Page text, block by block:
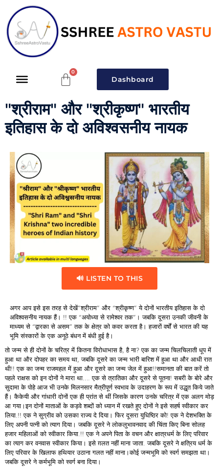
Dashboard
"श्रीराम" और "श्रीकृष्ण" भारतीय
इतिहास के दो अविश्वसनीय नायक
🔊 LISTEN TO THIS
अगर आप इसे इस तरह से देखें”श्रीराम” और “श्रीकृष्ण” ये दोनों भारतीय इतिहास के दो
अविश्वसनीय नायक हैं। !! एक “अयोध्या से रामेश्वर तक”। जबकि दूसरा उनकी जीवनी के
माध्यम से “द्वारका से असम” तक के क्षेत्र को कवर करता है। हजारों वर्षों से भारत की यह
भूमि संस्कारों के एक अनूठे बंधन में बंधी हुई है।
तो जन्म से ही दोनों के चरित्र में कितना विरोधाभास है, है ना? एक का जन्म चिलचिलाती धूप में
हुआ था और दोपहर का समय था, जबकि दूसरे का जन्म भारी बारिश में हुआ था और आधी रात
थी!! एक का जन्म राजमहल में हुआ और दूसरे का जन्म जेल में हुआ!!समानता की बात करें तो
पहले राक्षस को इन दोनों ने मारा था…. एक से त्रातिका और दूसरे से पूतना! सबरी के बोरे और
सुदामा के पोहे आज भी उनके मिलनसार मैत्रीपूर्ण स्वभाव के उदाहरण के रूप में उद्धृत किये जाते
हैं। कैकेयी और गांधारी दोनों एक ही प्रांत से थीं जिसके कारण उनके चरित्र में एक अलग मोड़
आ गया।इन दोनों माताओं के कड़वे शब्दों को ध्यान में रखते हुए दोनों ने इसे सहर्ष स्वीकार कर
लिया.!! एक ने सुग्रीव को उसका राज्य दे दिया। फिर दूसरा युधिष्ठिर को! एक ने देशभक्ति के
लिए अपनी पत्नी को त्याग दिया। जबकि दूसरे ने लोकलुभावनवाद की चिंता किए बिना सोलह
हजार महिलाओं को स्वीकार किया.!! एक ने अपने पिता के वचन और क्षात्रधर्म के लिए परिवार
का त्याग कर वनवास स्वीकार किया। इसे ग़लत नहीं माना जाता. जबकि दूसरे ने क्षत्रिय धर्म के
लिए परिवार के खिलाफ हथियार उठाना गलत नहीं माना।कोई जन्मभूमि को स्वर्ग समझता था।
जबकि दूसरे ने कर्मभूमि को स्वर्ग बना दिया।